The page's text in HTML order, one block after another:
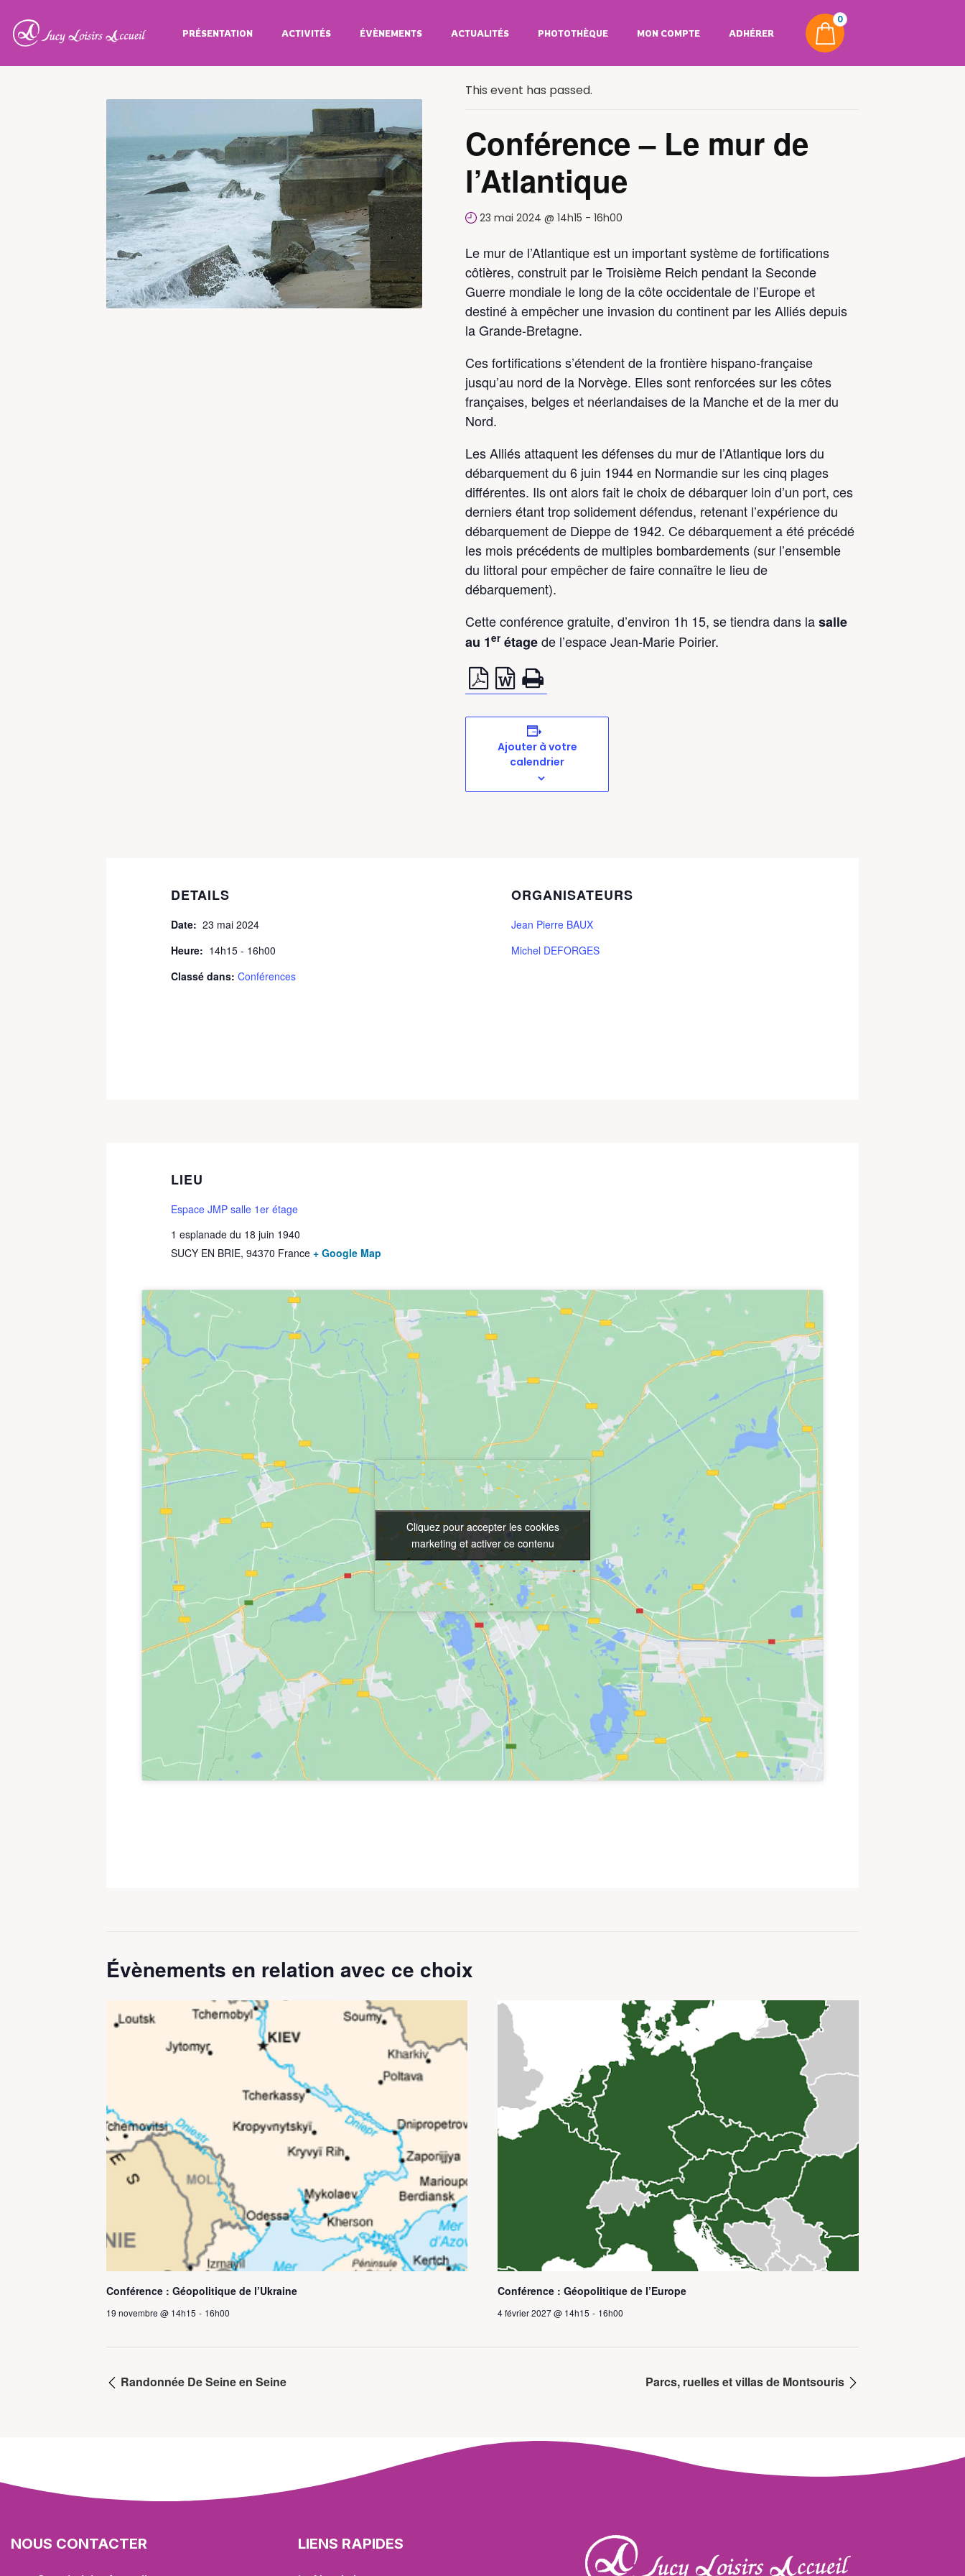
PRÉSENTATION ACTIVITÉS ÉVÈNEMENTS ACTUALITÉS PHOTOTHÈQUE MON COMPTE ADHÉRER
0
This event has passed.
Conférence – Le mur de
l’Atlantique
23 mai 2024 @ 14h15 -16h00
Le mur de l’Atlantique est un important système de fortifications
côtières, construit par le Troisième Reich pendant la Seconde
Guerre mondiale le long de la côte occidentale de l’Europe et
destiné à empêcher une invasion du continent par les Alliés depuis
la Grande-Bretagne.
Ces fortifications s’étendent de la frontière hispano-française
jusqu’au nord de la Norvège. Elles sont renforcées sur les côtes
françaises, belges et néerlandaises de la Manche et de la mer du
Nord.
Les Alliés attaquent les défenses du mur de l’Atlantique lors du
débarquement du 6 juin 1944 en Normandie sur les cinq plages
différentes. Ils ont alors fait le choix de débarquer loin d’un port, ces
derniers étant trop solidement défendus, retenant l’expérience du
débarquement de Dieppe de 1942. Ce débarquement a été précédé
les mois précédents de multiples bombardements (sur l’ensemble
du littoral pour empêcher de faire connaître le lieu de
débarquement).
Cette conférence gratuite, d’environ 1h 15, se tiendra dans lasalle
au 1er étagede l’espace Jean-Marie Poirier.
Ajouter à votre
calendrier
DETAILS
Date: 23 mai 2024
Heure: 14h15 - 16h00
Classé dans: Conférences
ORGANISATEURS
Jean Pierre BAUX
Michel DEFORGES
LIEU
Espace JMP salle 1er étage
1 esplanade du 18 juin 1940
SUCY EN BRIE, 94370 France + Google Map
Cliquez pour accepter les cookies
marketing et activer ce contenu
Cliquez pour accepter les cookies
marketing et activer ce contenu
Évènements en relation avec ce choix
Conférence : Géopolitique de l’Ukraine
19 novembre @ 14h15 - 16h00
Conférence : Géopolitique de l’Europe
4 février 2027 @ 14h15 - 16h00
Randonnée De Seine en Seine Parcs, ruelles et villas de Montsouris
NOUS CONTACTER LIENS RAPIDES